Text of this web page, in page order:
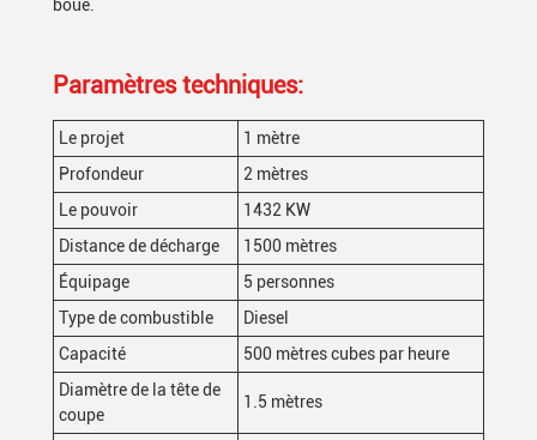
boue.
Paramètres techniques:
Le projet
1 mètre
Profondeur
2 mètres
Le pouvoir
1432 KW
Distance de décharge
1500 mètres
Équipage
5 personnes
Type de combustible
Diesel
Capacité
500 mètres cubes par heure
Diamètre de la tête de
coupe
1.5 mètres